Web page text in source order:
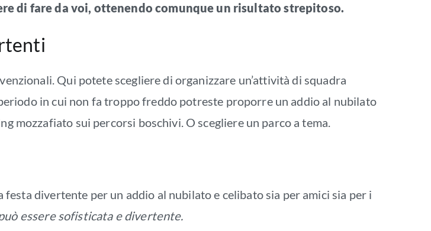
di fare da voi, ottenendo comunque un risultato strepitoso.
Qui potete scegliere di organizzare un’attività di squadra
in cui non fa troppo freddo potreste proporre un addio al nubilato
mozzafiato sui percorsi boschivi. O scegliere un parco a tema.
festa divertente per un addio al nubilato e celibato sia per amici sia per i
essere sofisticata e divertente.